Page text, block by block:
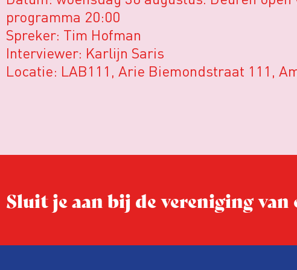
programma 20:00
Spreker: Tim Hofman
Interviewer: Karlijn Saris
Locatie: LAB111, Arie Biemondstraat 111,
Sluit je aan bij de vereniging